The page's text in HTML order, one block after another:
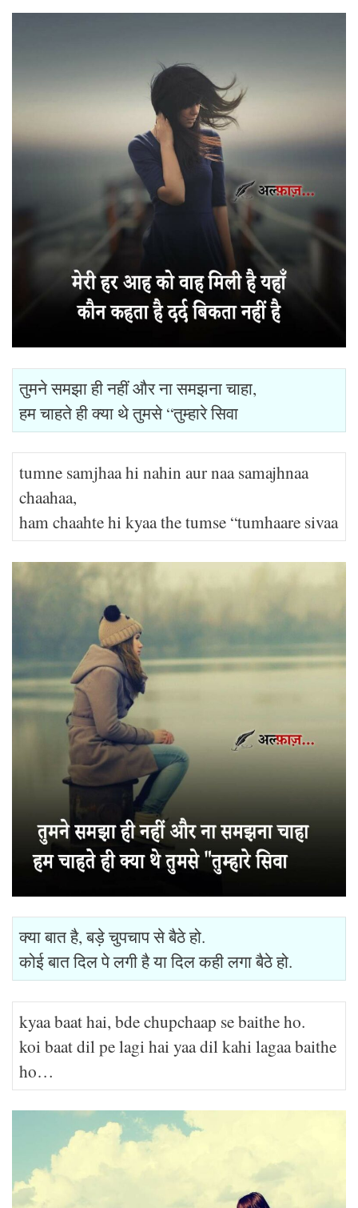
तुमने समझा ही नहीं और ना समझना चाहा,
हम चाहते ही क्या थे तुमसे “तुम्हारे सिवा
tumne samjhaa hi nahin aur naa samajhnaa
chaahaa,
ham chaahte hi kyaa the tumse “tumhaare sivaa
क्या बात है, बड़े चुपचाप से बैठे हो.
कोई बात दिल पे लगी है या दिल कही लगा बैठे हो.
kyaa baat hai, bde chupchaap se baithe ho.
koi baat dil pe lagi hai yaa dil kahi lagaa baithe
ho…